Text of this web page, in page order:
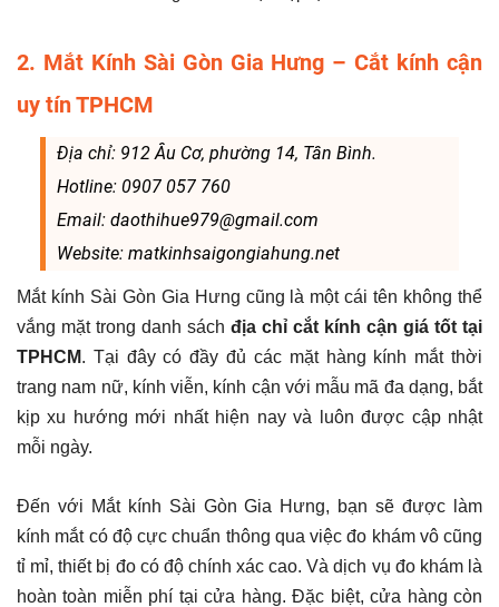
2. Mắt Kính Sài Gòn Gia Hưng – Cắt kính cận
uy tín TPHCM
Địa chỉ: 912 Âu Cơ, phường 14, Tân Bình.
Hotline: 0907 057 760
Email: daothihue979@gmail.com
Website: matkinhsaigongiahung.net
Mắt kính Sài Gòn Gia Hưng cũng là một cái tên không thể
vắng mặt trong danh sách địa chỉ cắt kính cận giá tốt tại
TPHCM. Tại đây có đầy đủ các mặt hàng kính mắt thời
trang nam nữ, kính viễn, kính cận với mẫu mã đa dạng, bắt
kịp xu hướng mới nhất hiện nay và luôn được cập nhật
mỗi ngày.
Đến với Mắt kính Sài Gòn Gia Hưng, bạn sẽ được làm
kính mắt có độ cực chuẩn thông qua việc đo khám vô cũng
tỉ mỉ, thiết bị đo có độ chính xác cao. Và dịch vụ đo khám là
hoàn toàn miễn phí tại cửa hàng. Đặc biệt, cửa hàng còn